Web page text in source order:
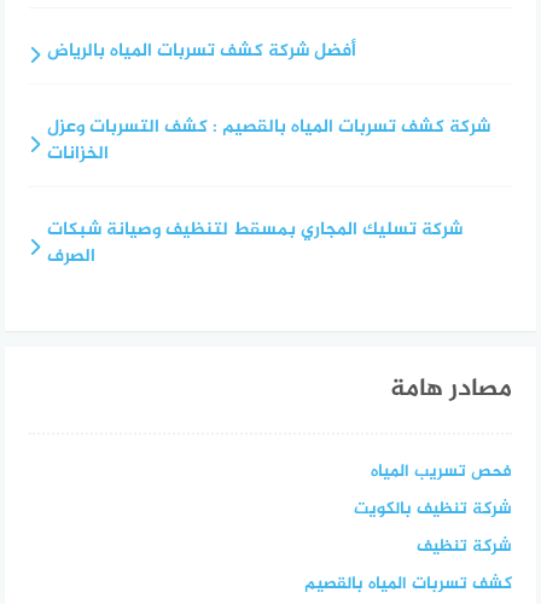
أفضل شركة كشف تسربات المياه بالرياض
شركة كشف تسربات المياه بالقصيم : كشف التسربات وعزل
الخزانات
شركة تسليك المجاري بمسقط لتنظيف وصيانة شبكات
الصرف
مصادر هامة
فحص تسريب المياه
شركة تنظيف بالكويت
شركة تنظيف
كشف تسربات المياه بالقصيم